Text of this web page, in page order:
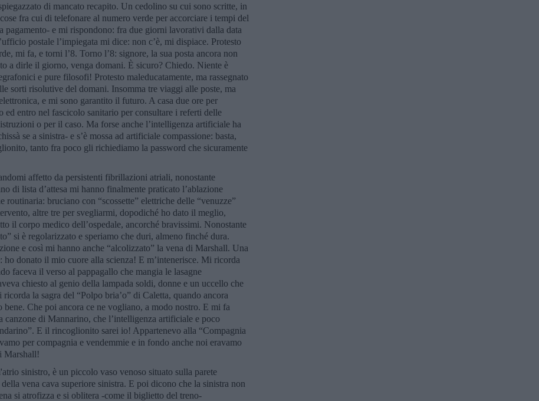
di mancato recapito. Un cedolino su cui sono scritte, in
fra cui di telefonare al numero verde per accorciare i tempi del
pagamento- e mi rispondono: fra due giorni lavorativi dalla data
postale l’impiegata mi dice: non c’è, mi dispiace. Protesto
mi fa, e torni l’8. Torno l’8: signore, la sua posta ancora non
a dirle il giorno, venga domani. È sicuro? Chiedo. Niente è
e pure filosofi! Protesto maleducatamente, ma rassegnato
sorti risolutive del domani. Insomma tre viaggi alle poste, ma
e mi sono garantito il futuro. A casa due ore per
entro nel fascicolo sanitario per consultare i referti delle
o per il caso. Ma forse anche l’intelligenza artificiale ha
se a sinistra- e s’è mossa ad artificiale compassione: basta,
tanto fra poco gli richiediamo la password che sicuramente
affetto da persistenti fibrillazioni atriali, nonostante
di lista d’attesa mi hanno finalmente praticato l’ablazione
bruciano con “scossette” elettriche delle “venuzze”
altre tre per svegliarmi, dopodiché ho dato il meglio,
il corpo medico dell’ospedale, ancorché bravissimi. Nonostante
si è regolarizzato e speriamo che duri, almeno finché dura.
e così mi hanno anche “alcolizzato” la vena di Marshall. Una
ho donato il mio cuore alla scienza! E m’intenerisce. Mi ricorda
faceva il verso al pappagallo che mangia le lasagne
chiesto al genio della lampada soldi, donne e un uccello che
la sagra del “Polpo bria’o” di Caletta, quando ancora
Che poi ancora ce ne vogliano, a modo nostro. E mi fa
canzone di Mannarino, che l’intelligenza artificiale e poco
E il rincoglionito sarei io! Appartenevo alla “Compagnia
per compagnia e vendemmie e in fondo anche noi eravamo
Marshall!
sinistro, è un piccolo vaso venoso situato sulla parete
vena cava superiore sinistra. E poi dicono che la sinistra non
si atrofizza e si oblitera -come il biglietto del treno-